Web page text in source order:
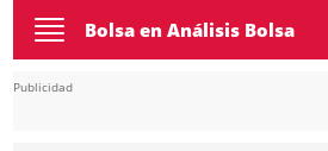
Toggle
navigation
Bolsa en Análisis Bolsa
Publicidad